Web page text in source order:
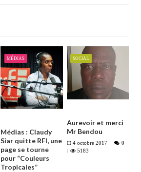
MÉDIAS
Médias : Claudy
Siar quitte RFI, une
page se tourne
pour “Couleurs
Tropicales”
SOCIAL
Aurevoir et merci
Mr Bendou
4 octobre 2017
0
5183